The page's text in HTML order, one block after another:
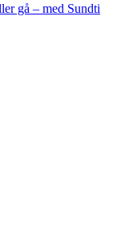
gå – med Sundti